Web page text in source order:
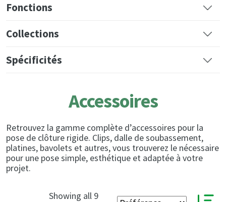
Fonctions
Collections
Spécificités
Accessoires
Retrouvez la gamme complète d’accessoires pour la
pose de clôture rigide. Clips, dalle de soubassement,
platines, bavolets et autres, vous trouverez le nécessaire
pour une pose simple, esthétique et adaptée à votre
projet.
Showing all 9